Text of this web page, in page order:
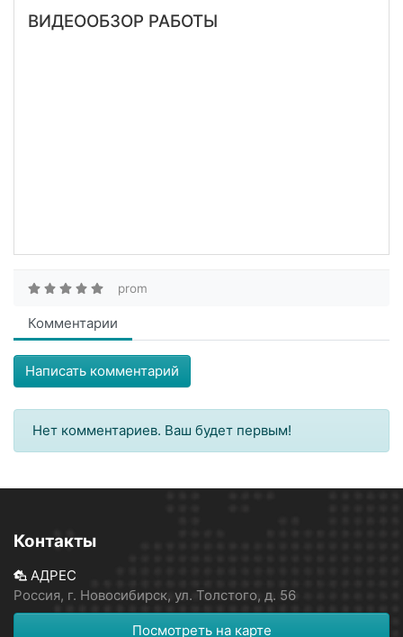
ВИДЕООБЗОР РАБОТЫ
prom
Комментарии
Написать комментарий
Нет комментариев. Ваш будет первым!
Контакты
АДРЕС
Россия, г. Новосибирск, ул. Толстого, д. 56
Посмотреть на карте